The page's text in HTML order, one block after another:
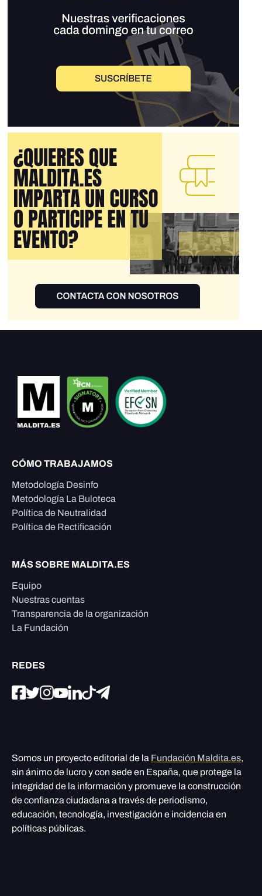
CÓMO TRABAJAMOS
Metodología Desinfo
Metodología La Buloteca
Política de Neutralidad
Política de Rectificación
MÁS SOBRE MALDITA.ES
Equipo
Nuestras cuentas
Transparencia de la organización
La Fundación
REDES
Somos un proyecto editorial de la Fundación Maldita.es,
sin ánimo de lucro y con sede en España, que protege la
integridad de la información y promueve la construcción
de confianza ciudadana a través de periodismo,
educación, tecnología, investigación e incidencia en
políticas públicas.